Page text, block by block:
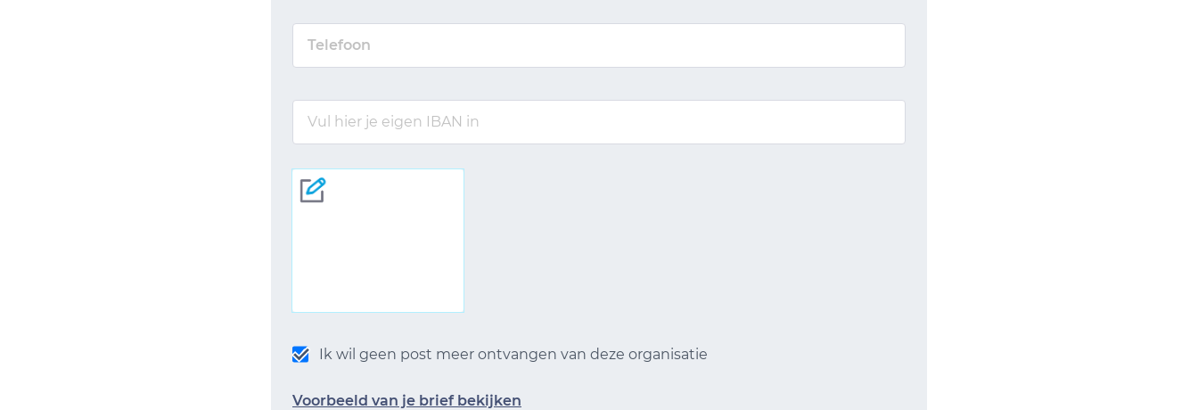
Ik wil geen post meer ontvangen van deze organisatie
Voorbeeld van je brief bekijken